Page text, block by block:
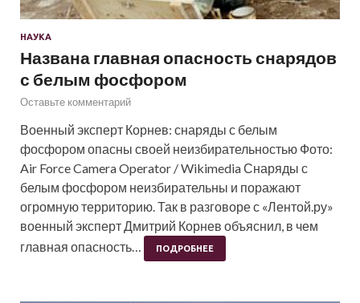
НАУКА
Названа главная опасность снарядов
с белым фосфором
Оставьте комментарий
Военный эксперт Корнев: снаряды с белым
фосфором опасны своей неизбирательностью Фото:
Air Force Camera Operator / Wikimedia Снаряды с
белым фосфором неизбирательны и поражают
огромную территорию. Так в разговоре с «Лентой.ру»
военный эксперт Дмитрий Корнев объяснил, в чем
главная опасность…
ПОДРОБНЕЕ